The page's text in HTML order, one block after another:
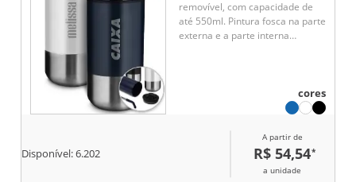
removível, com capacidade de
até 550ml. Pintura fosca na parte
externa e a parte interna
cores
Disponível:6.202
A partir de
R$ 54,54*
a unidade